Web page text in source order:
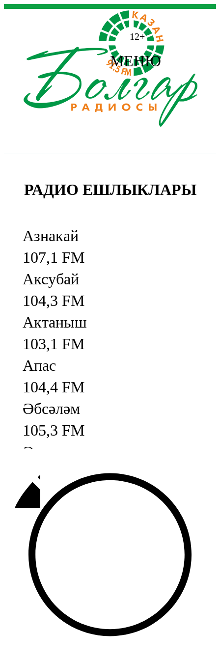
12+
МЕНЮ
РАДИО ЕШЛЫКЛАРЫ
Азнакай
107,1 FM
Аксубай
104,3 FM
Актаныш
103,1 FM
Апас
104,4 FM
Әбсәләм
105,3 FM
Әлмәт
92,9 FM
Базарлы матак
107,1 FM
Балык бистәсе
104,9 FM
Баулы
107,5 FM
Биләр